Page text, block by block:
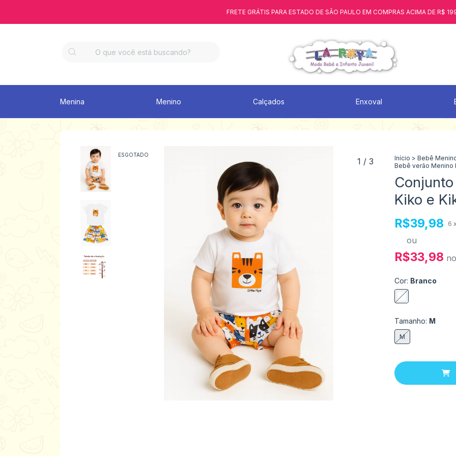
FRETE GRÁTIS PARA ESTADO DE SÃO PAULO EM COMPRAS ACIMA DE R$
Menina Menino Calçados Enxoval
ESGOTADO
1 / 3 Início > Bebê
Bebê verão Menino
Kiko e
R$39,98 6
ou
R$33,98 no
Cor: Branco
Tamanho: M
M